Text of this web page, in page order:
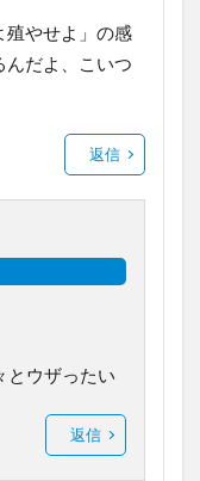
殖やせよ」の感
んだよ、こいつ
返信
とウザったい
返信